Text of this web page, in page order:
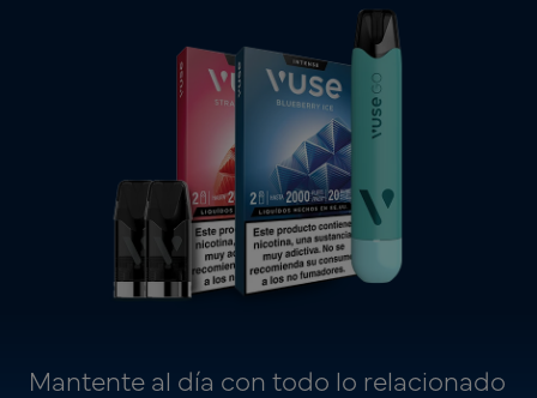
Mantente al día con todo lo relacionado